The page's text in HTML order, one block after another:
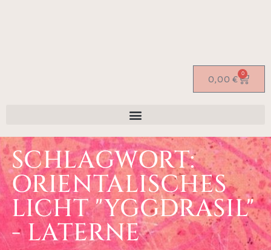
0,00 € 0
SCHLAGWORT:
ORIENTALISCHES
LICHT "YGGDRASIL"
- LATERNE